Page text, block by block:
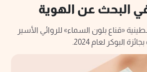
البحث عن الهوية
«قناع بلون السماء» للروائي الأسير
البوكر لعام 2024.